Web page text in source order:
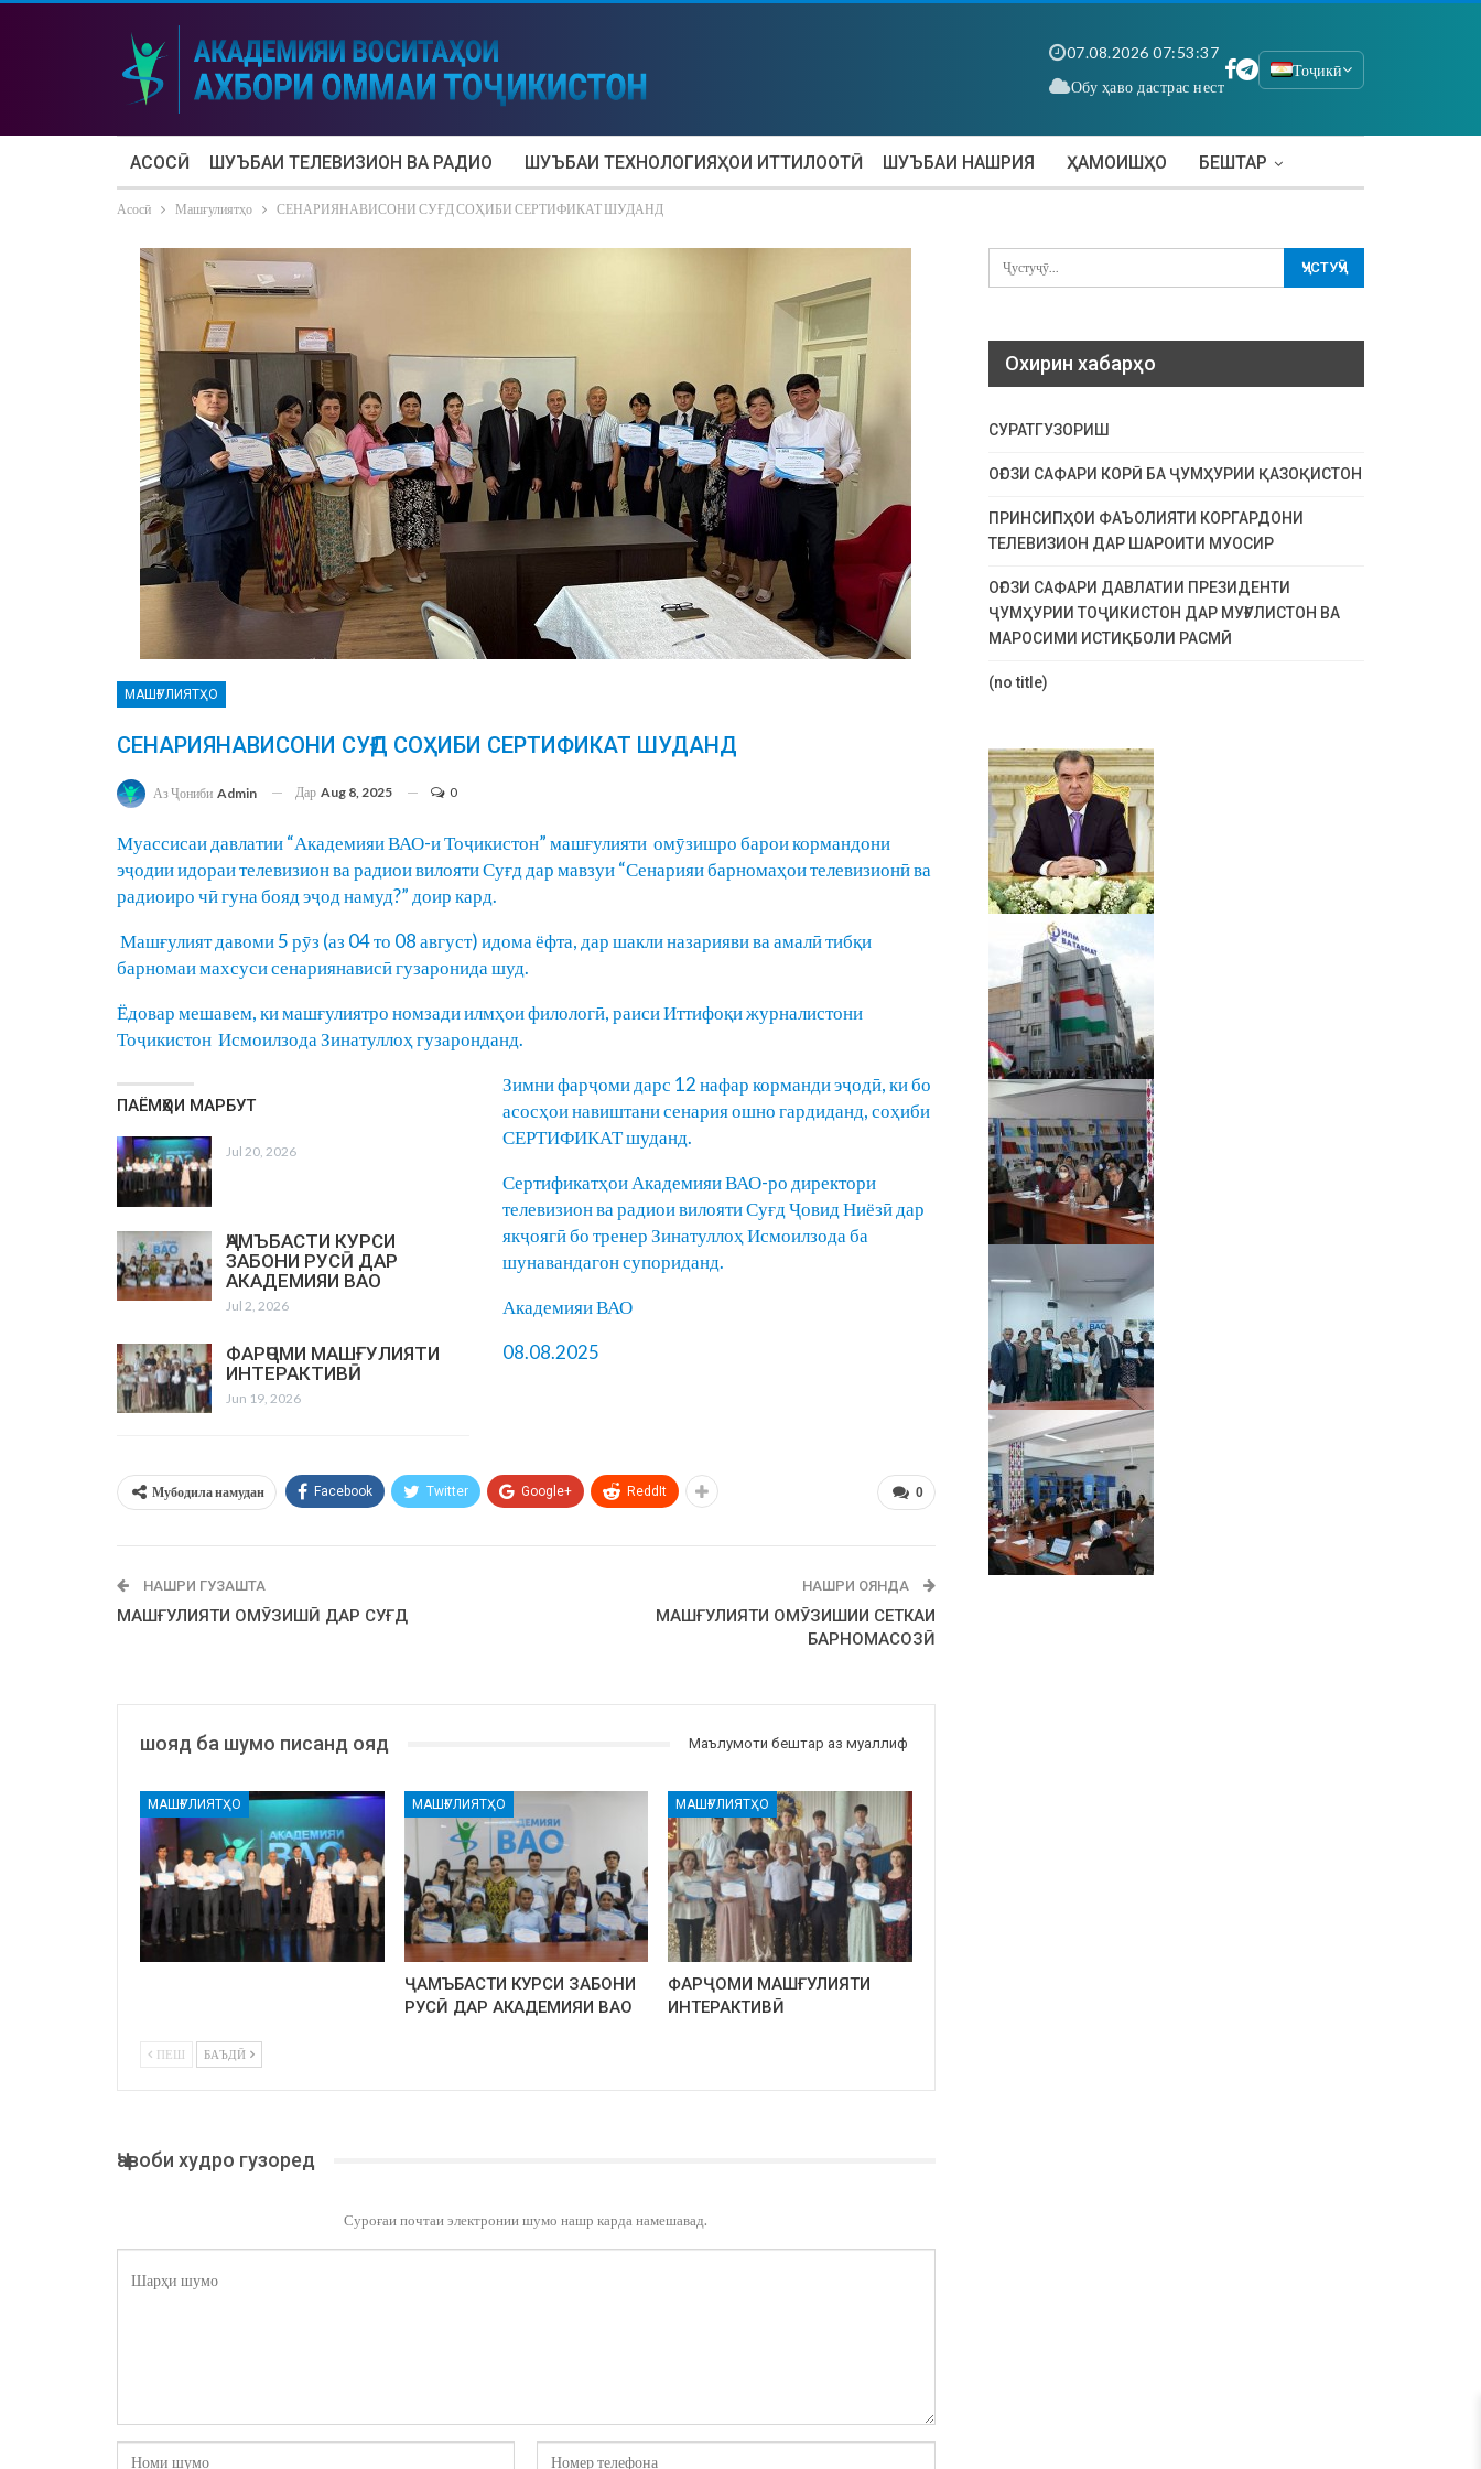
07.08.2026 07:53:37
Обу ҳаво дастрас нест
Тоҷикӣ
АСОСӢ ШУЪБАИ ТЕЛЕВИЗИОН ВА РАДИО ШУЪБАИ ТЕХНОЛОГИЯҲОИ ИТТИЛООТӢ ШУЪБАИ НАШРИЯ ҲАМОИШҲО БЕШТАР
Асосӣ Машғулиятҳо СЕНАРИЯНАВИСОНИ СУҒД СОҲИБИ СЕРТИФИКАТ ШУДАНД
МАШҒУЛИЯТҲО
СЕНАРИЯНАВИСОНИ СУҒД СОҲИБИ СЕРТИФИКАТ ШУДАНД
Аз Ҷониби Admin Дар Aug 8, 2025 0
Муассисаи давлатии “Академияи ВАО-и Тоҷикистон” машғулияти омӯзишро барои кормандони
эҷодии идораи телевизион ва радиои вилояти Суғд дар мавзуи “Сенарияи барномаҳои телевизионӣ ва
радиоиро чӣ гуна бояд эҷод намуд?” доир кард.
Машғулият давоми 5 рӯз (аз 04 то 08 август) идома ёфта, дар шакли назарияви ва амалӣ тибқи
барномаи махсуси сенариянависӣ гузаронида шуд.
Ёдовар мешавем, ки машғулиятро номзади илмҳои филологӣ, раиси Иттифоқи журналистони
Тоҷикистон Исмоилзода Зинатуллоҳ гузаронданд.
ПАЁМҲОИ МАРБУТ
Jul 20, 2026
ҶАМЪБАСТИ КУРСИ
ЗАБОНИ РУСӢ ДАР
АКАДЕМИЯИ ВАО
Jul 2, 2026
ФАРҶОМИ МАШҒУЛИЯТИ
ИНТЕРАКТИВӢ
Jun 19, 2026
Зимни фарҷоми дарс 12 нафар корманди эҷодӣ, ки бо
асосҳои навиштани сенария ошно гардиданд, соҳиби
СЕРТИФИКАТ шуданд.
Сертификатҳои Академияи ВАО-ро директори
телевизион ва радиои вилояти Суғд Ҷовид Ниёзӣ дар
якҷоягӣ бо тренер Зинатуллоҳ Исмоилзода ба
шунавандагон супориданд.
Академияи ВАО
08.08.2025
0
Мубодила намудан Facebook Twitter Google+ ReddIt
НАШРИ ГУЗАШТА
МАШҒУЛИЯТИ ОМӮЗИШӢ ДАР СУҒД
НАШРИ ОЯНДА
МАШҒУЛИЯТИ ОМӮЗИШИИ СЕТКАИ
БАРНОМАСОЗӢ
шояд ба шумо писанд ояд Маълумоти бештар аз муаллиф
МАШҒУЛИЯТҲО МАШҒУЛИЯТҲО
ҶАМЪБАСТИ КУРСИ ЗАБОНИ
РУСӢ ДАР АКАДЕМИЯИ ВАО
МАШҒУЛИЯТҲО
ФАРҶОМИ МАШҒУЛИЯТИ
ИНТЕРАКТИВӢ
ПЕШ БАЪДӢ
Ҷавоби худро гузоред
Суроғаи почтаи электронии шумо нашр карда намешавад.
Охирин хабарҳо
СУРАТГУЗОРИШ
ОҒОЗИ САФАРИ КОРӢ БА ҶУМҲУРИИ ҚАЗОҚИСТОН
ПРИНСИПҲОИ ФАЪОЛИЯТИ КОРГАРДОНИ
ТЕЛЕВИЗИОН ДАР ШАРОИТИ МУОСИР
ОҒОЗИ САФАРИ ДАВЛАТИИ ПРЕЗИДЕНТИ
ҶУМҲУРИИ ТОҶИКИСТОН ДАР МУҒУЛИСТОН ВА
МАРОСИМИ ИСТИҚБОЛИ РАСМӢ
(no title)